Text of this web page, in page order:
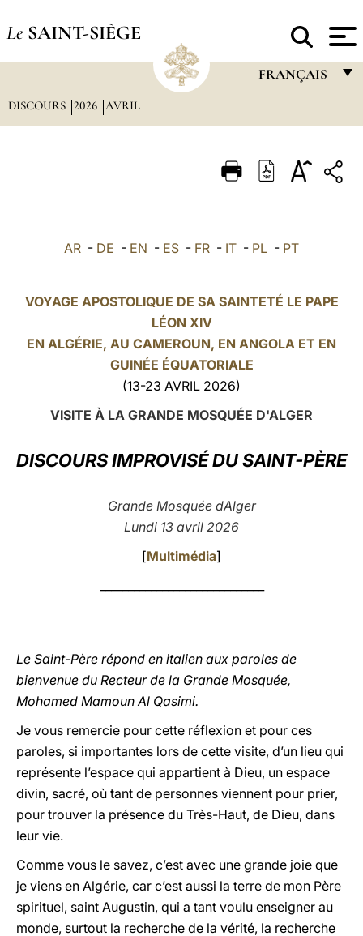
Le SAINT-SIÈGE
FRANÇAIS
ITALIANO
POLSKI
DISCOURS 2026 AVRIL
AR - DE - EN - ES - FR - IT - PL - PT
VOYAGE APOSTOLIQUE DE SA SAINTETÉ LE PAPE
LÉON XIV
EN ALGÉRIE, AU CAMEROUN, EN ANGOLA ET EN
GUINÉE ÉQUATORIALE
(13-23 AVRIL 2026)
VISITE À LA GRANDE MOSQUÉE D'ALGER
DISCOURS IMPROVISÉ DU SAINT-PÈRE
Grande Mosquée dAlger
Lundi 13 avril 2026
[Multimédia]
Le Saint-Père répond en italien aux paroles de
bienvenue du Recteur de la Grande Mosquée,
Mohamed Mamoun Al Qasimi.
Je vous remercie pour cette réflexion et pour ces
paroles, si importantes lors de cette visite, d’un lieu qui
représente l’espace qui appartient à Dieu, un espace
divin, sacré, où tant de personnes viennent pour prier,
pour trouver la présence du Très-Haut, de Dieu, dans
leur vie.
Comme vous le savez, c’est avec une grande joie que
je viens en Algérie, car c’est aussi la terre de mon Père
spirituel, saint Augustin, qui a tant voulu enseigner au
monde, surtout la recherche de la vérité, la recherche